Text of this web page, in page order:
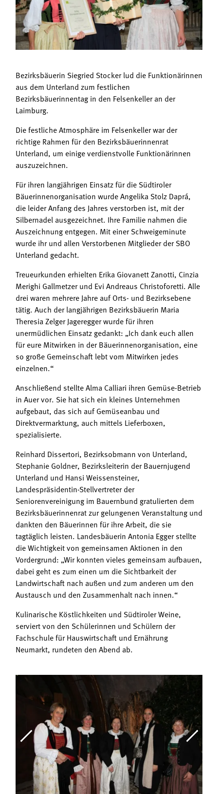
Mitgliedschaft
Landessekretariat
Bäuerliche Buffets
Hofgeschichten
Bezirksbäuerin Siegried Stocker lud die Funktionärinnen
aus dem Unterland zum festlichen
Bezirksbäuerinnentag in den Felsenkeller an der
Laimburg.
Die festliche Atmosphäre im Felsenkeller war der
richtige Rahmen für den Bezirksbäuerinnenrat
Unterland, um einige verdienstvolle Funktionärinnen
auszuzeichnen.
Für ihren langjährigen Einsatz für die Südtiroler
Bäuerinnenorganisation wurde Angelika Stolz Daprá,
die leider Anfang des Jahres verstorben ist, mit der
Silbernadel ausgezeichnet. Ihre Familie nahmen die
Auszeichnung entgegen. Mit einer Schweigeminute
wurde ihr und allen Verstorbenen Mitglieder der SBO
Unterland gedacht.
Treueurkunden erhielten Erika Giovanett Zanotti, Cinzia
Merighi Gallmetzer und Evi Andreaus Christoforetti. Alle
drei waren mehrere Jahre auf Orts- und Bezirksebene
tätig. Auch der langjährigen Bezirksbäuerin Maria
Theresia Zelger Jageregger wurde für ihren
unermüdlichen Einsatz gedankt: „Ich dank euch allen
für eure Mitwirken in der Bäuerinnenorganisation, eine
so große Gemeinschaft lebt vom Mitwirken jedes
einzelnen.“
Anschließend stellte Alma Calliari ihren Gemüse-Betrieb
in Auer vor. Sie hat sich ein kleines Unternehmen
aufgebaut, das sich auf Gemüseanbau und
Direktvermarktung, auch mittels Lieferboxen,
spezialisierte.
Reinhard Dissertori, Bezirksobmann von Unterland,
Stephanie Goldner, Bezirksleiterin der Bauernjugend
Unterland und Hansi Weissensteiner,
Landespräsidentin-Stellvertreter der
Seniorenvereinigung im Bauernbund gratulierten dem
Bezirksbäuerinnenrat zur gelungenen Veranstaltung und
dankten den Bäuerinnen für ihre Arbeit, die sie
tagtäglich leisten. Landesbäuerin Antonia Egger stellte
die Wichtigkeit von gemeinsamen Aktionen in den
Vordergrund: „Wir konnten vieles gemeinsam aufbauen,
dabei geht es zum einen um die Sichtbarkeit der
Landwirtschaft nach außen und zum anderen um den
Austausch und den Zusammenhalt nach innen.“
Kulinarische Köstlichkeiten und Südtiroler Weine,
serviert von den Schülerinnen und Schülern der
Fachschule für Hauswirtschaft und Ernährung
Neumarkt, rundeten den Abend ab.